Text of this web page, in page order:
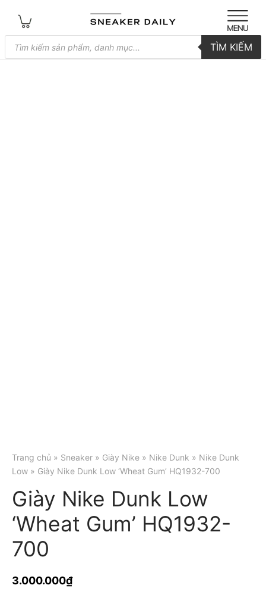
Tìm
kiếm
sản
TÌM KIẾM
Trang chủ » Sneaker » Giày Nike » Nike Dunk » Nike Dunk
Low » Giày Nike Dunk Low ‘Wheat Gum’ HQ1932-700
Giày Nike Dunk Low
‘Wheat Gum’ HQ1932-
700
3.000.000₫